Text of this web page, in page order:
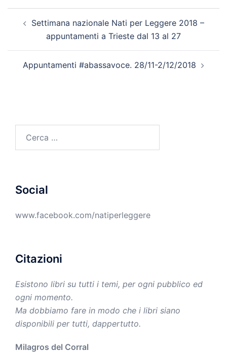
articolo
Settimana nazionale Nati per Leggere 2018 –
appuntamenti a Trieste dal 13 al 27
Appuntamenti #abassavoce. 28/11-2/12/2018
per:
Social
www.facebook.com/natiperleggere
Citazioni
Esistono libri su tutti i temi, per ogni pubblico ed
ogni momento.
Ma dobbiamo fare in modo che i libri siano
disponibili per tutti, dappertutto.
Milagros del Corral